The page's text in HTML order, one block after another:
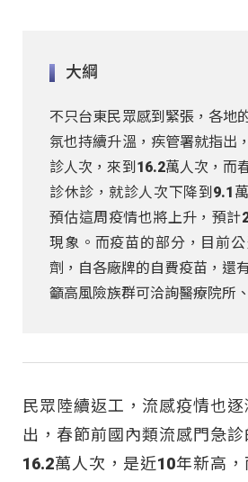
大綱
不只台東民眾感到緊張，各地
氛也持續升溫，疾管署就指出
診人次，來到16.2萬人次，而
診休診，就診人次下降到9.1
預估這周疫情也將上升，預計
現象。而疫苗的部分，目前
劑，自各廠牌的自費疫苗，還
籲高風險族群可洽詢醫療院所
民眾陸續返工，流感疫情也
出，春節前國內類流感門急
16.2萬人次，是近10年新高